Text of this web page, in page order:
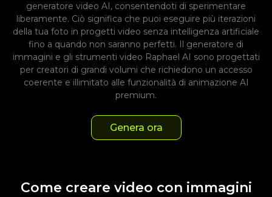
generatore video AI, consentendoti di sperimentare
liberamente. Ciò significa che puoi eseguire più iterazioni
della tua foto in progetti video senza intelligenza artificiale
fino a quando non saranno perfetti. Il generatore di
immagini e gli strumenti video Raphael AI sono progettati
per creatori di grandi volumi che richiedono un accesso
coerente e illimitato alle funzionalità di animazione AI
premium.
Genera ora
Come creare video con immagini